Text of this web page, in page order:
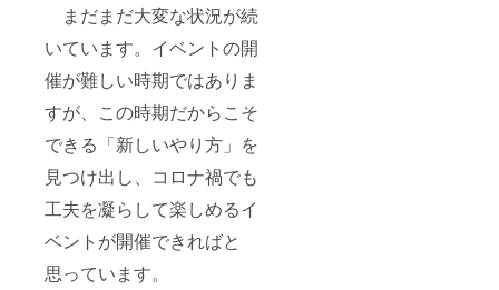
まだまだ大変な状況が続
いています。イベントの開
催が難しい時期ではありま
すが、この時期だからこそ
できる「新しいやり方」を
見つけ出し、コロナ禍でも
工夫を凝らして楽しめるイ
ベントが開催できればと
思っています。